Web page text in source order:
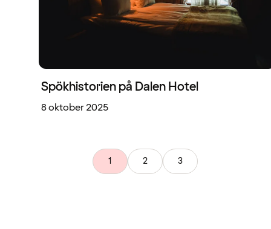
Spökhistorien på Dalen Hotel
8 oktober 2025
1 2 3